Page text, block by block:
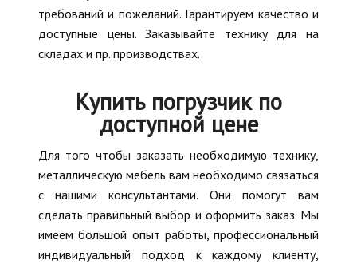
требований и пожеланий. Гарантируем качество и
доступные цены. Заказывайте технику для на
складах и пр. производствах.
Купить погрузчик по
доступной цене
Для того чтобы заказать необходимую технику,
металлическую мебель вам необходимо связаться
с нашими консультантами. Они помогут вам
сделать правильный выбор и оформить заказ. Мы
имеем большой опыт работы, профессиональный
индивидуальный подход к каждому клиенту,